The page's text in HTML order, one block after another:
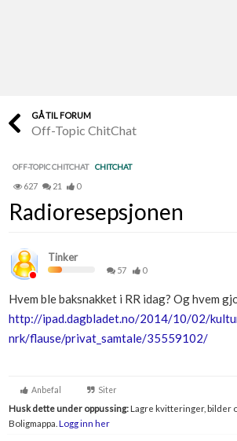
Finn håndverkere
Papirer som mangler
Skaff dokumentasjon som mangler
Kundeservice
Få svar på det du lurer på
Kom i gang med Boligmappa
Se din bolig? Klikk her
Få mer ut av Boligmappa
GÅ TIL FORUM
Off-Topic ChitChat
OFF-TOPIC CHITCHAT CHITCHAT
627 21 0
Radioresepsjonen
Tinker
57 0
Hvem ble baksnakket i RR idag? Og hvem
http://ipad.dagbladet.no/2014/10/02/
nrk/flause/privat_samtale/35559102/
Anbefal Siter
Husk dette under oppussing:Lagre kvitteringer, bilder
Boligmappa. Logg inn her